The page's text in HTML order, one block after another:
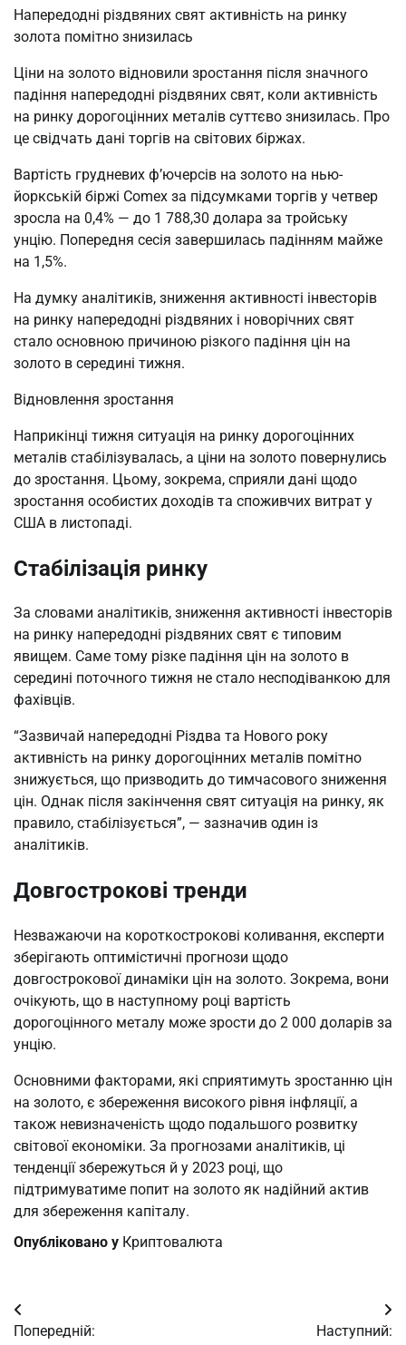
Напередодні різдвяних свят активність на ринку
золота помітно знизилась
Ціни на золото відновили зростання після значного
падіння напередодні різдвяних свят, коли активність
на ринку дорогоцінних металів суттєво знизилась. Про
це свідчать дані торгів на світових біржах.
Вартість грудневих ф’ючерсів на золото на нью-
йоркській біржі Comex за підсумками торгів у четвер
зросла на 0,4% — до 1 788,30 долара за тройську
унцію. Попередня сесія завершилась падінням майже
на 1,5%.
На думку аналітиків, зниження активності інвесторів
на ринку напередодні різдвяних і новорічних свят
стало основною причиною різкого падіння цін на
золото в середині тижня.
Відновлення зростання
Наприкінці тижня ситуація на ринку дорогоцінних
металів стабілізувалась, а ціни на золото повернулись
до зростання. Цьому, зокрема, сприяли дані щодо
зростання особистих доходів та споживчих витрат у
США в листопаді.
Стабілізація ринку
За словами аналітиків, зниження активності інвесторів
на ринку напередодні різдвяних свят є типовим
явищем. Саме тому різке падіння цін на золото в
середині поточного тижня не стало несподіванкою для
фахівців.
“Зазвичай напередодні Різдва та Нового року
активність на ринку дорогоцінних металів помітно
знижується, що призводить до тимчасового зниження
цін. Однак після закінчення свят ситуація на ринку, як
правило, стабілізується”, — зазначив один із
аналітиків.
Довгострокові тренди
Незважаючи на короткострокові коливання, експерти
зберігають оптимістичні прогнози щодо
довгострокової динаміки цін на золото. Зокрема, вони
очікують, що в наступному році вартість
дорогоцінного металу може зрости до 2 000 доларів за
унцію.
Основними факторами, які сприятимуть зростанню цін
на золото, є збереження високого рівня інфляції, а
також невизначеність щодо подальшого розвитку
світової економіки. За прогнозами аналітиків, ці
тенденції збережуться й у 2023 році, що
підтримуватиме попит на золото як надійний актив
для збереження капіталу.
Опубліковано у Криптовалюта
Навігація
Попередній:
Наступний: